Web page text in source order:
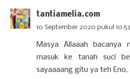
tantiamelia.com
10 September 2020 pukul 10.53
Masya Allaaah bacanya
masuk ke tanah suci
sayaaaang gitu ya teh Eno,